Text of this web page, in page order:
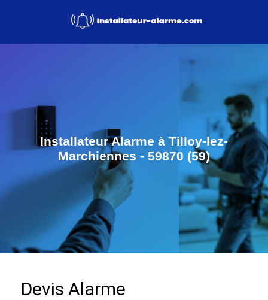
Installateur Alarme à Tilloy-lez-
Marchiennes - 59870 (59)
Devis Alarme